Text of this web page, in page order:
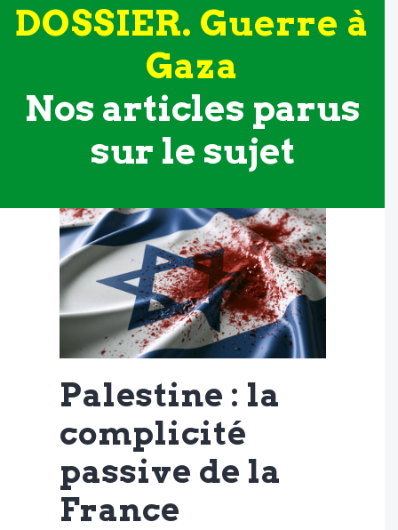
DOSSIER. Guerre à
Gaza
Nos articles parus
sur le sujet
Palestine : la
complicité
passive de la
France